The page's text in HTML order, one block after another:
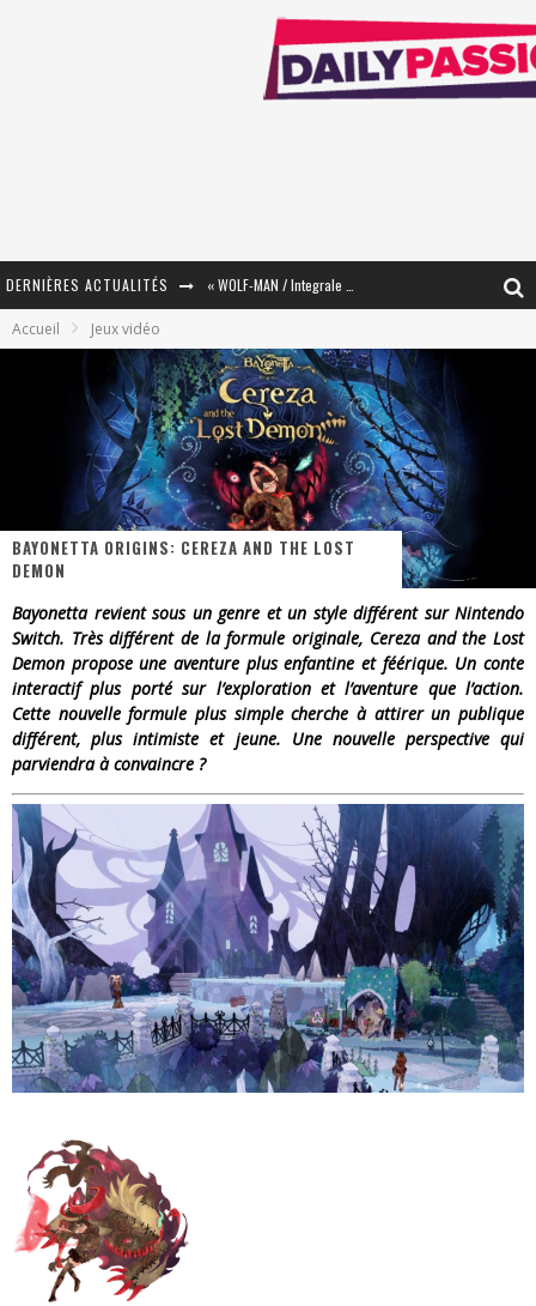
DERNIÈRES ACTUALITÉS
« Le Béton et le Bambou / Propositions pour Mayotte et le Monde. » - Améliorations !
Star Fox
PsyRiver 2026 : la magie revient sur les rives de l’Aar
« MOFUSAND / Parler Japonais » – Des Expressions Pratiques !
Assassin's Creed Black Flag Resynced
« Le Vent dand les Saules » - Une Belle Histoire !
Accueil Jeux vidéo
BAYONETTA ORIGINS: CEREZA AND THE LOST
DEMON
Bayonetta revient sous un genre et un style différent sur Nintendo
Switch. Très différent de la formule originale, Cereza and the Lost
Demon propose une aventure plus enfantine et féérique. Un conte
interactif plus porté sur l’exploration et l’aventure que l’action.
Cette nouvelle formule plus simple cherche à attirer un publique
différent, plus intimiste et jeune. Une nouvelle perspective qui
parviendra à convaincre ?